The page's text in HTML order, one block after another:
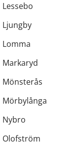
Lessebo
Ljungby
Lomma
Markaryd
Mönsterås
Mörbylånga
Nybro
Olofström